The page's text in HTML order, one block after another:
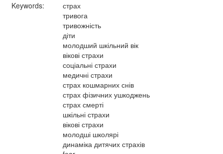
Keywords:
страх
тривога
тривожність
діти
молодший шкільний вік
вікові страхи
соціальні страхи
медичні страхи
страх кошмарних снів
страх фізичних ушкоджень
страх смерті
шкільні страхи
вікові страхи
молодші школярі
динаміка дитячих страхів